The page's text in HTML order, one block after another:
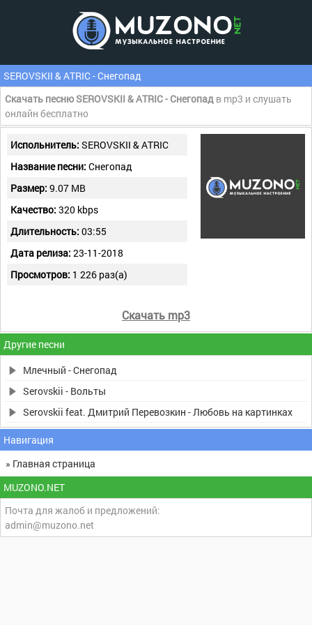
SEROVSKII & ATRIC - Снегопад
Скачать песню SEROVSKII & ATRIC - Снегопад в mp3 и слушать
онлайн бесплатно
Испольнитель: SEROVSKII & ATRIC
Название песни: Снегопад
Размер: 9.07 MB
Качество: 320 kbps
Длительность: 03:55
Дата релиза: 23-11-2018
Просмотров: 1 226 раз(а)
Скачать mp3
Другие песни
Млечный - Снегопад
Serovskii - Вольты
Serovskii feat. Дмитрий Перевозкин - Любовь на картинках
Навигация
» Главная страница
MUZONO.NET
Почта для жалоб и предложений:
admin@muzono.net